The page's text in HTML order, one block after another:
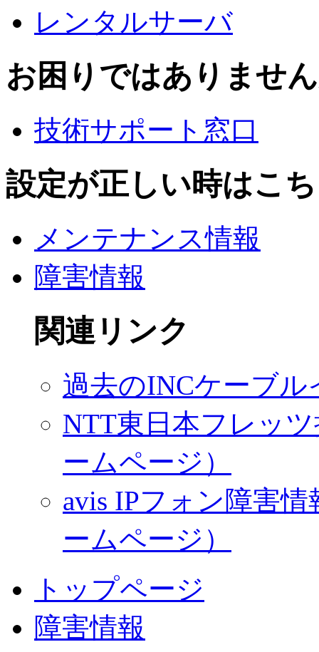
レンタルサーバ
お困りではありませ
技術サポート窓口
設定が正しい時はこ
メンテナンス情報
障害情報
関連リンク
過去のINCケーブ
NTT東日本フレッ
ームページ）
avis IPフォン障害
ームページ）
トップページ
障害情報